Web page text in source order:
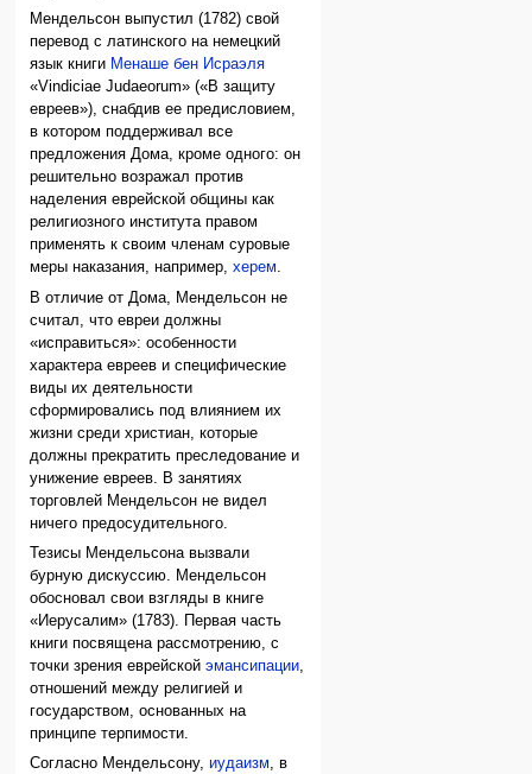
Мендельсон выпустил (1782) свой
перевод с латинского на немецкий
язык книги Менаше бен Исраэля
«Vindiciae Judaeorum» («В защиту
евреев»), снабдив ее предисловием,
в котором поддерживал все
предложения Дома, кроме одного: он
решительно возражал против
наделения еврейской общины как
религиозного института правом
применять к своим членам суровые
меры наказания, например,херем.
В отличие от Дома, Мендельсон не
считал, что евреи должны
«исправиться»: особенности
характера евреев и специфические
виды их деятельности
сформировались под влиянием их
жизни среди христиан, которые
должны прекратить преследование и
унижение евреев. В занятиях
торговлей Мендельсон не видел
ничего предосудительного.
Тезисы Мендельсона вызвали
бурную дискуссию. Мендельсон
обосновал свои взгляды в книге
«Иерусалим» (1783). Первая часть
книги посвящена рассмотрению, с
точки зрения еврейскойэмансипации,
отношений между религией и
государством, основанных на
принципе терпимости.
Согласно Мендельсону,иудаизм, в